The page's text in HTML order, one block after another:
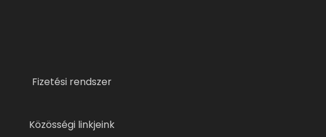
Fizetési rendszer
Közösségi linkjeink